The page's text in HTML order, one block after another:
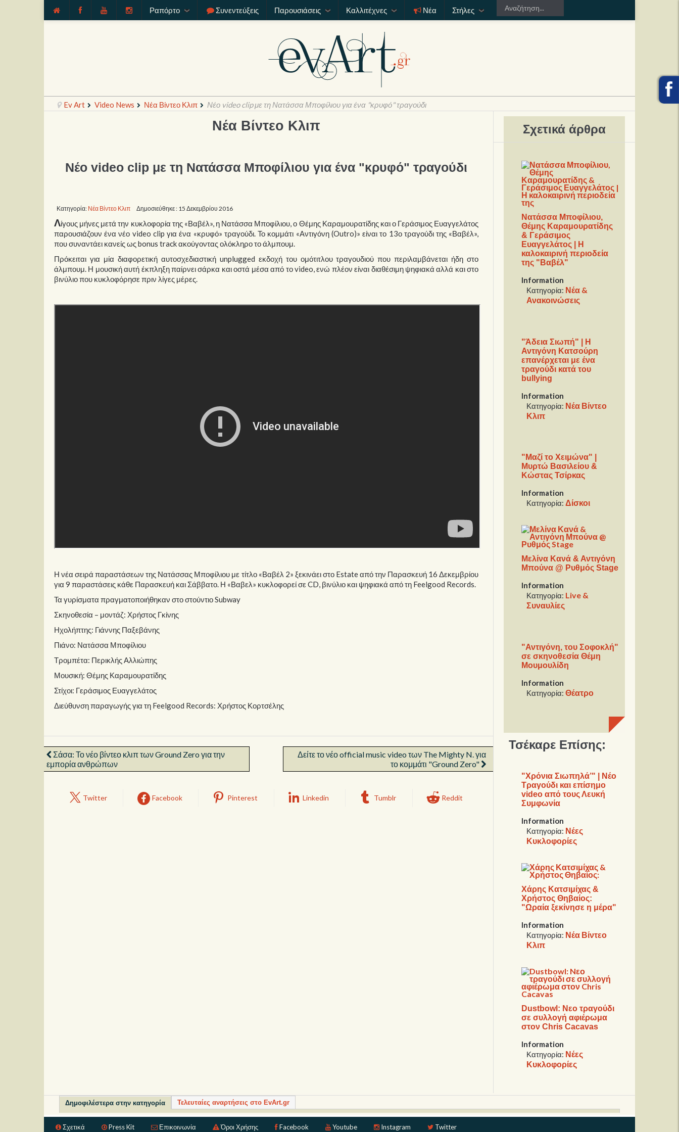
Ραπόρτο Συνεντεύξεις Παρουσιάσεις Καλλιτέχνες Νέα Στήλες
Ev Art Video News Νέα Βίντεο Κλιπ Νέο video clip με τη Νατάσσα Μποφίλιου για ένα "κρυφό" τραγούδι
Νέα Βίντεο Κλιπ
Νέο video clip με τη Νατάσσα Μποφίλιου για ένα "κρυφό" τραγούδι
Κατηγορία: Νέα Βίντεο Κλιπ Δημοσιεύθηκε : 15 Δεκεμβρίου 2016
Λίγους μήνες μετά την κυκλοφορία της «Βαβέλ», η Νατάσσα Μποφίλιου, ο Θέμης Καραμουρατίδης και ο Γεράσιμος Ευαγγελάτος
παρουσιάζουν ένα νέο video clip για ένα «κρυφό» τραγούδι. Το κομμάτι «Αντιγόνη (Outro)» είναι το 13ο τραγούδι της «Βαβέλ»,
που συναντάει κανείς ως bonus track ακούγοντας ολόκληρο το άλμπουμ.
Πρόκειται για μία διαφορετική αυτοσχεδιαστική unplugged εκδοχή του ομότιτλου τραγουδιού που περιλαμβάνεται ήδη στο
άλμπουμ. Η μουσική αυτή έκπληξη παίρνει σάρκα και οστά μέσα από το video, ενώ πλέον είναι διαθέσιμη ψηφιακά αλλά και στο
βινύλιο που κυκλοφόρησε πριν λίγες μέρες.
Η νέα σειρά παραστάσεων της Νατάσσας Μποφίλιου με τίτλο «Βαβέλ 2» ξεκινάει στο Estate από την Παρασκευή 16 Δεκεμβρίου
για 9 παραστάσεις κάθε Παρασκευή και Σάββατο. Η «Βαβελ» κυκλοφορεί σε CD, βινύλιο και ψηφιακά από τη Feelgood Records.
Τα γυρίσματα πραγματοποιήθηκαν στο στούντιο Subway
Σκηνοθεσία – μοντάζ: Χρήστος Γκίνης
Ηχολήπτης: Γιάννης Παξεβάνης
Πιάνο: Νατάσσα Μποφίλιου
Τρομπέτα: Περικλής Αλλιώπης
Μουσική: Θέμης Καραμουρατίδης
Στίχοι: Γεράσιμος Ευαγγελάτος
Διεύθυνση παραγωγής για τη Feelgood Records: Χρήστος Κορτσέλης
Σάσα: Το νέο βίντεο κλιπ των Ground Zero για την
εμπορία ανθρώπων
Δείτε το νέο official music video των The Mighty N. για
το κομμάτι "Ground Zero"
Twitter Facebook Pinterest Linkedin Tumblr Reddit
Σχετικά άρθρα
Νατάσσα Μποφίλιου,
Θέμης Καραμουρατίδης
& Γεράσιμος
Ευαγγελάτος | Η
καλοκαιρινή περιοδεία
της "Βαβέλ"
Information
Κατηγορία: Νέα &
Ανακοινώσεις
"Άδεια Σιωπή" | Η
Αντιγόνη Κατσούρη
επανέρχεται με ένα
τραγούδι κατά του
bullying
Information
Κατηγορία: Νέα Βίντεο
Κλιπ
"Μαζί το Χειμώνα" |
Μυρτώ Βασιλείου &
Κώστας Τσίρκας
Information
Κατηγορία:Δίσκοι
Μελίνα Κανά & Αντιγόνη
Μπούνα @ Ρυθμός Stage
Information
Κατηγορία: Live &
Συναυλίες
"Αντιγόνη, του Σοφοκλή"
σε σκηνοθεσία Θέμη
Μουμουλίδη
Information
Κατηγορία:Θέατρο
Τσέκαρε Επίσης:
"Χρόνια Σιωπηλά’" | Νέο
Τραγούδι και επίσημο
video από τους Λευκή
Συμφωνία
Information
Κατηγορία: Νέες
Κυκλοφορίες
Χάρης Κατσιμίχας &
Χρήστος Θηβαίος:
"Ωραία ξεκίνησε η μέρα"
Information
Κατηγορία: Νέα Βίντεο
Κλιπ
Dustbowl: Nεο τραγούδι
σε συλλογή αφιέρωμα
στον Chris Cacavas
Information
Κατηγορία: Νέες
Κυκλοφορίες
Δημοφιλέστερα στην κατηγορία Τελευταίες αναρτήσεις στο EvArt.gr
Σχετικά Press Kit Επικοινωνία Όροι Χρήσης Facebook Youtube Instagram Twitter